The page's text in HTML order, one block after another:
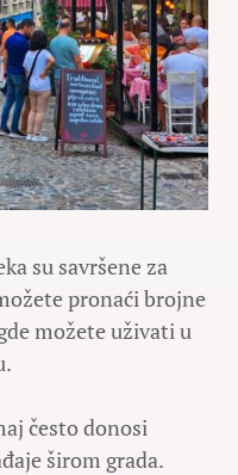
su savršene za
pronaći brojne
možete uživati u
često donosi
širom grada.